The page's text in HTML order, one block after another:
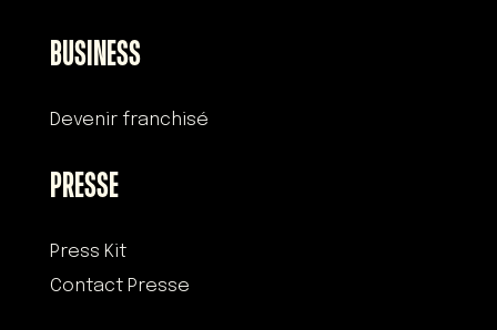
BUSINESS
Devenir franchisé
PRESSE
Press Kit
Contact Presse